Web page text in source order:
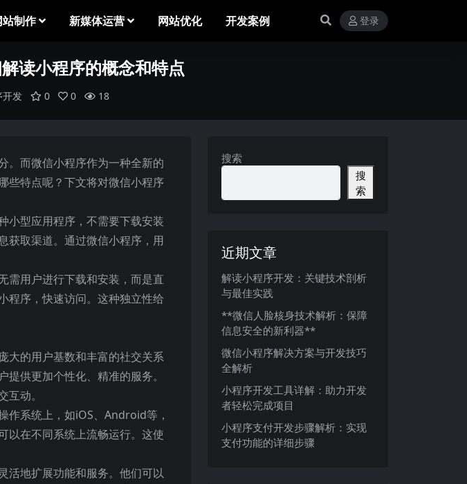
站制作 新媒体运营 网站优化 开发案例 登录
读小程序的概念和特点
开发 0 0 18
。而微信小程序作为一种全新的
些特点呢？下文将对微信小程序
小型应用程序，不需要下载安装
获取渠道。通过微信小程序，用
需用户进行下载和安装，而是直
程序，快速访问。这种独立性给
大的用户基数和丰富的社交关系
供更加个性化、精准的服务。
动。
作系统上，如iOS、Android等，
以在不同系统上流畅运行。这使
活地扩展功能和服务。他们可以
搜索
搜
索
近期文章
解读小程序开发：关键技术剖析
与最佳实践
**微信人脸核身技术解析：保障
信息安全的新利器**
微信小程序解决方案与开发技巧
全解析
小程序开发工具详解：助力开发
者轻松完成项目
小程序支付开发步骤解析：实现
支付功能的详细步骤